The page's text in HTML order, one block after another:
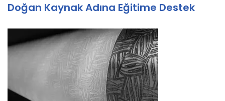
Doğan Kaynak Adına Eğitime Destek